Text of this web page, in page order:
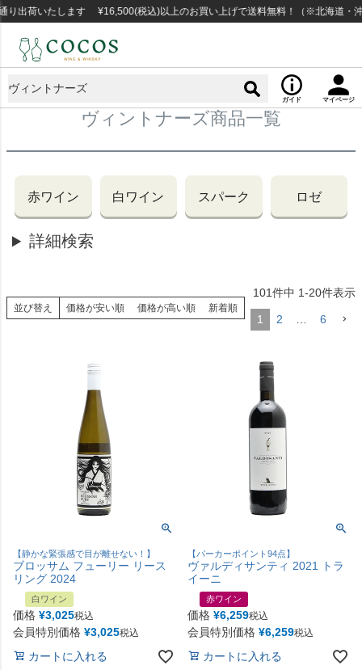
荷いたします ¥16,500(税込)以上のお買い上げで送料無料！（※北海道・沖縄
ガイド マイページ
ヴィントナーズ商品一覧
赤ワイン 白ワイン スパーク ロゼ
詳細検索
並び替え 価格が安い順 価格が高い順 新着順
101件中 1-20件表示
1 2 … 6
【静かな緊張感で目が離せない！】
ブロッサム フューリー リース
リング 2024
白ワイン
価格 ¥3,025税込
会員特別価格 ¥3,025税込
カートに入れる
【パーカーポイント94点】
ヴァルディサンティ 2021 トラ
イーニ
赤ワイン
価格 ¥6,259税込
会員特別価格 ¥6,259税込
カートに入れる